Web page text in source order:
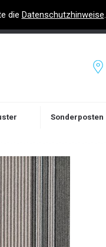
die Datenschutzhinweise.
Sonderposten